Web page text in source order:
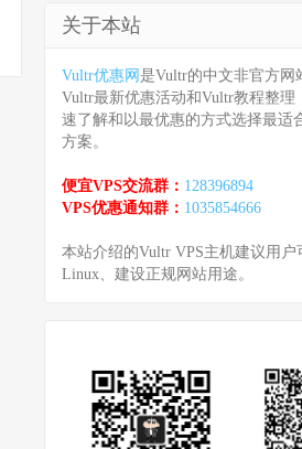
关于本站
Vultr优惠网 是Vultr的中文非官方网
Vultr最新优惠活动和Vultr教程整理
速了解和以最优惠的方式选择最适
方案。
便宜VPS交流群： 128396894
VPS优惠通知群： 1035854666
本站介绍的Vultr VPS主机建议用户
Linux、建设正规网站用途。